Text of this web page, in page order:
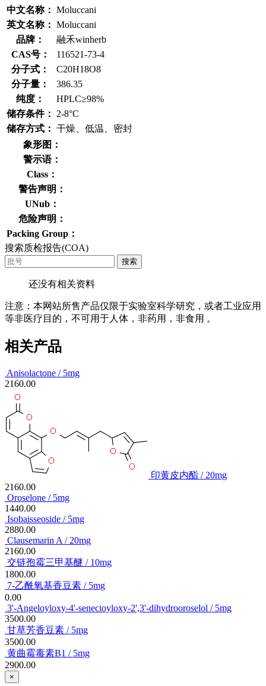
中文名称： Moluccani
英文名称： Moluccani
品牌：
融禾winherb
CAS号：
116521-73-4
分子式：
C20H18O8
分子量：
386.35
纯度：
HPLC≥98%
储存条件：
2-8°C
储存方式： 干燥、低温、密封
象形图：
警示语：
Class：
警告声明：
UNub：
危险声明：
Packing Group：
搜索质检报告(COA)
搜索
还没有相关资料
注意：本网站所售产品仅限于实验室科学研究，或者工业应用
等非医疗目的，不可用于人体，非药用，非食用 。
相关产品
Anisolactone / 5mg
2160.00
印黄皮内酯 / 20mg
2160.00
Oroselone / 5mg
1440.00
Isobaisseoside / 5mg
2880.00
Clausemarin A / 20mg
2160.00
交链孢霉三甲基醚 / 10mg
1800.00
7-乙酰氧基香豆素 / 5mg
0.00
3'-Angeloyloxy-4'-senecioyloxy-2',3'-dihydrooroselol / 5mg
3500.00
甘草芳香豆素 / 5mg
3500.00
黄曲霉毒素B1 / 5mg
2900.00
×